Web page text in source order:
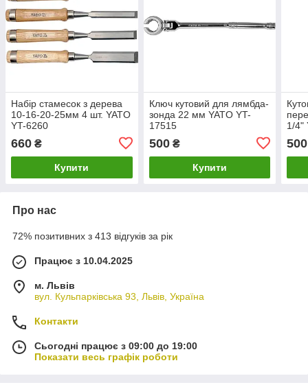
Набір стамесок з дерева
10-16-20-25мм 4 шт. YATO
YT-6260
660 ₴
Купити
Ключ кутовий для лямбда-
зонда 22 мм YATO YT-
17515
500₴
Купити
1/4"
500
Про нас
72% позитивних з 413 відгуків за рік
Працює з 10.04.2025
м. Львів
вул. Кульпарківська 93, Львів, Україна
Контакти
Сьогодні працює з 09:00 до 19:00
Показати весь графік роботи